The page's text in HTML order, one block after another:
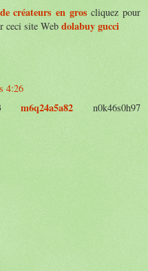
créateurs en groscliquez pour
ceci site Web dolabuy gucci
4:26
m6q24a5a82 n0k46s0h97